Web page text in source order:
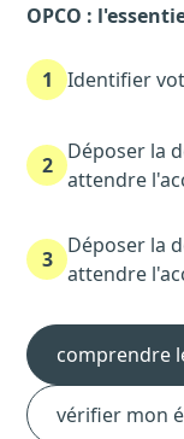
OPCO :
1 Identifier
2
Déposer la
attendre
3
Déposer la
attendre
comprendre
vérifier mon